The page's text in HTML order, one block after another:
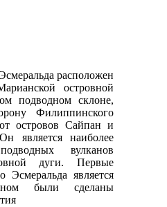
расположен
островной
подводном склоне,
Филиппинского
островов Сайпан и
является наиболее
вулканов
дуги. Первые
Эсмеральда является
были сделаны